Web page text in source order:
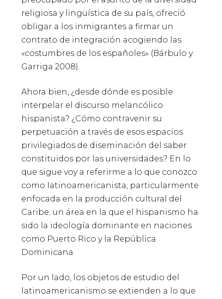
religiosa y lingüística de su país, ofreció
obligar a los inmigrantes a firmar un
contrato de integración acogiendo las
«costumbres de los españoles» (Bárbulo y
Garriga 2008).
Ahora bien, ¿desde dónde es posible
interpelar el discurso melancólico
hispanista? ¿Cómo contravenir su
perpetuación a través de esos espacios
privilegiados de diseminación del saber
constituidos por las universidades? En lo
que sigue voy a referirme a lo que conozco
como latinoamericanista, particularmente
enfocada en la producción cultural del
Caribe; un área en la que el hispanismo ha
sido la ideología dominante en naciones
como Puerto Rico y la República
Dominicana.
Por un lado, los objetos de estudio del
latinoamericanismo se extienden a lo que